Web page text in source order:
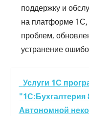
поддержку и
на платформе 1С,
проблем,
устранение
Услуги 1С
"1С:Бухгалтерия
Автономной